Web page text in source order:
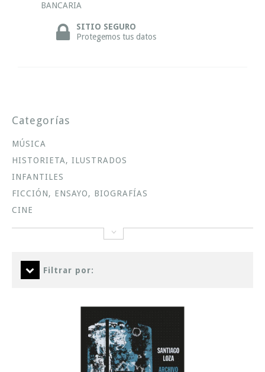
BANCARIA
SITIO SEGURO
Protegemos tus datos
Categorías
MÚSICA
HISTORIETA, ILUSTRADOS
INFANTILES
FICCIÓN, ENSAYO, BIOGRAFÍAS
CINE
Filtrar por: